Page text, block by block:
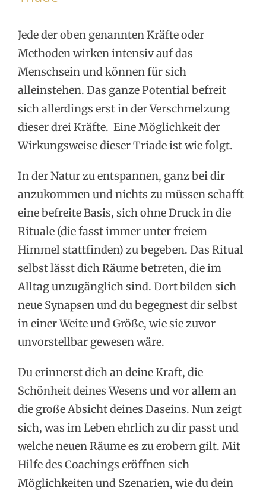
Jede der oben genannten Kräfte oder
Methoden wirken intensiv auf das
Menschsein und können für sich
alleinstehen. Das ganze Potential befreit
sich allerdings erst in der Verschmelzung
dieser drei Kräfte. Eine Möglichkeit der
Wirkungsweise dieser Triade ist wie folgt.
In der Natur zu entspannen, ganz bei dir
anzukommen und nichts zu müssen schafft
eine befreite Basis, sich ohne Druck in die
Rituale (die fasst immer unter freiem
Himmel stattfinden) zu begeben. Das Ritual
selbst lässt dich Räume betreten, die im
Alltag unzugänglich sind. Dort bilden sich
neue Synapsen und du begegnest dir selbst
in einer Weite und Größe, wie sie zuvor
unvorstellbar gewesen wäre.
Du erinnerst dich an deine Kraft, die
Schönheit deines Wesens und vor allem an
die große Absicht deines Daseins. Nun zeigt
sich, was im Leben ehrlich zu dir passt und
welche neuen Räume es zu erobern gilt. Mit
Hilfe des Coachings eröffnen sich
Möglichkeiten und Szenarien, wie du dein